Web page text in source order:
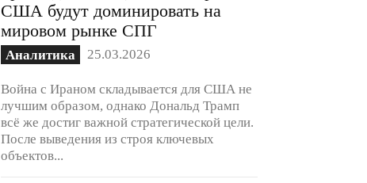
США будут доминировать на
мировом рынке СПГ
Аналитика 25.03.2026
Война с Ираном складывается для США не
лучшим образом, однако Дональд Трамп
всё же достиг важной стратегической цели.
После выведения из строя ключевых
объектов...